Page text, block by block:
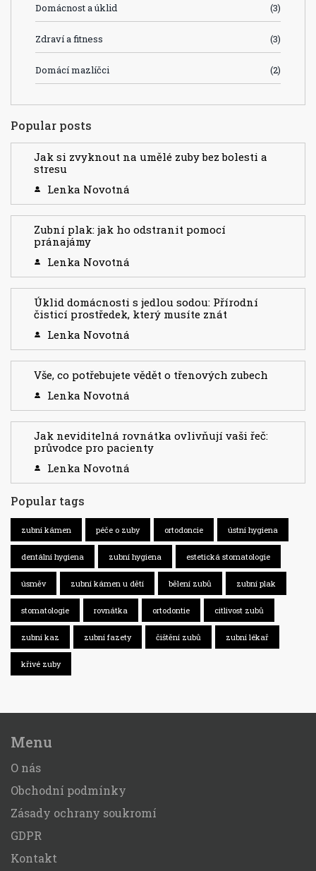
Domácnost a úklid (3)
Zdraví a fitness (3)
Domácí mazlíčci (2)
Popular posts
Jak si zvyknout na umělé zuby bez bolesti a
stresu
Lenka Novotná
Zubní plak: jak ho odstranit pomocí
pránajámy
Lenka Novotná
Úklid domácnosti s jedlou sodou: Přírodní
čisticí prostředek, který musíte znát
Lenka Novotná
Vše, co potřebujete vědět o třenových zubech
Lenka Novotná
Jak neviditelná rovnátka ovlivňují vaši řeč:
průvodce pro pacienty
Lenka Novotná
Popular tags
zubní kámen péče o zuby ortodoncie ústní hygiena
dentální hygiena zubní hygiena estetická stomatologie
úsměv zubní kámen u dětí bělení zubů zubní plak
stomatologie rovnátka ortodontie citlivost zubů
zubní kaz zubní fazety čištění zubů zubní lékař
křivé zuby
Menu
O nás
Obchodní podmínky
Zásady ochrany soukromí
GDPR
Kontakt